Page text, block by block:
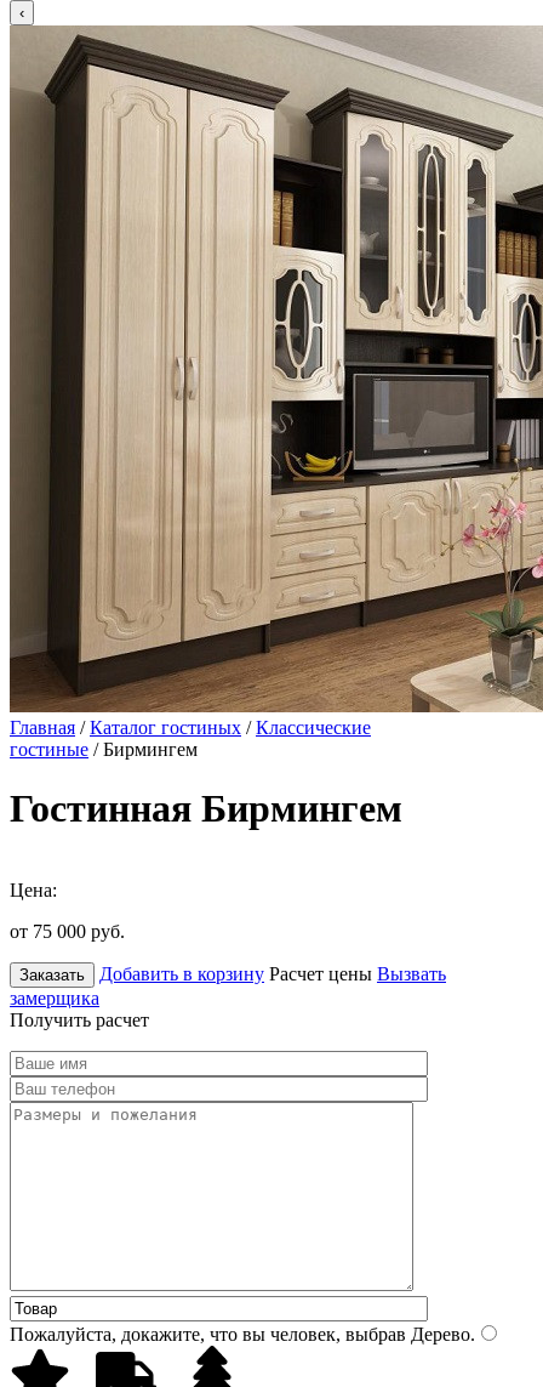
Главная /Каталог гостиных /Классические
гостиные / Бирмингем
Гостинная Бирмингем
Цена:
от 75 000 руб.
Заказать Добавить в корзину Расчет цены Вызвать
замерщика
Получить расчет
Пожалуйста, докажите, что вы человек, выбрав Дерево.